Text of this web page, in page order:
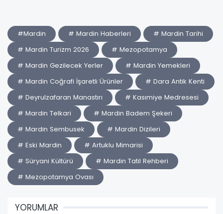
#Mardin # Mardin Haberleri
# Mardin Tarihi
# Mardin Turizm 2026
# Mezopotamya
# Mardin Gezilecek Yerler
# Mardin Yemekleri
# Mardin Coğrafi İşaretli Ürünler
# Dara Antik Kenti
# Deyrulzafaran Manastırı
# Kasımiye Medresesi
# Mardin Telkari
# Mardin Badem Şekeri
# Mardin Sembusek
# Mardin Dizileri
# Eski Mardin
# Artuklu Mimarisi
# Süryani Kültürü
# Mardin Tatil Rehberi
# Mezopotamya Ovası
YORUMLAR